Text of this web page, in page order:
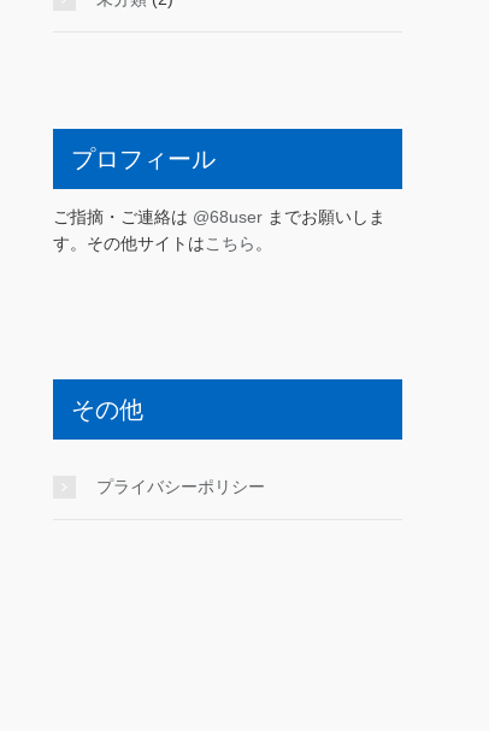
プロフィール
ご指摘・ご連絡は @68user までお願いしま
す。その他サイトはこちら 。
その他
プライバシーポリシー